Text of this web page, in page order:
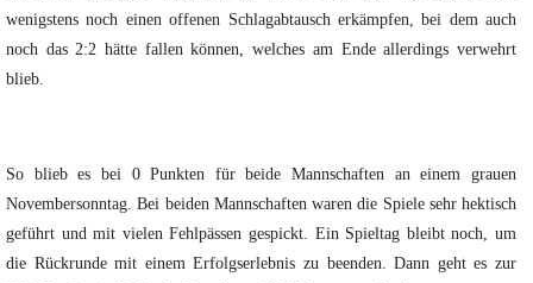
wenigstens noch einen offenen Schlagabtausch erkämpfen, bei dem auch
noch das 2:2 hätte fallen können, welches am Ende allerdings verwehrt
blieb.
So blieb es bei 0 Punkten für beide Mannschaften an einem grauen
Novembersonntag. Bei beiden Mannschaften waren die Spiele sehr hektisch
geführt und mit vielen Fehlpässen gespickt. Ein Spieltag bleibt noch, um
die Rückrunde mit einem Erfolgserlebnis zu beenden. Dann geht es zur